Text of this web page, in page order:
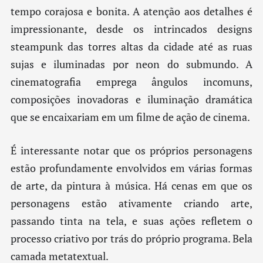
tempo corajosa e bonita. A atenção aos detalhes é
impressionante, desde os intrincados designs
steampunk das torres altas da cidade até as ruas
sujas e iluminadas por neon do submundo. A
cinematografia emprega ângulos incomuns,
composições inovadoras e iluminação dramática
que se encaixariam em um filme de ação de cinema.
É interessante notar que os próprios personagens
estão profundamente envolvidos em várias formas
de arte, da pintura à música. Há cenas em que os
personagens estão ativamente criando arte,
passando tinta na tela, e suas ações refletem o
processo criativo por trás do próprio programa. Bela
camada metatextual.